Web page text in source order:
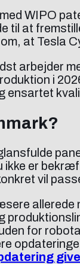
WIPO
til at
at Tesla
arbejder
i
ensartet
er
vil
for